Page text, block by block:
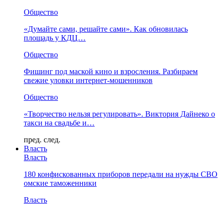
Общество
«Думайте сами, решайте сами». Как обновилась
площадь у КДЦ…
Общество
Фишинг под маской кино и взросления. Разбираем
свежие уловки интернет-мошенников
Общество
«Творчество нельзя регулировать». Виктория Дайнеко о
такси на свадьбе и…
пред. след.
Власть
Власть
180 конфискованных приборов передали на нужды СВО
омские таможенники
Власть